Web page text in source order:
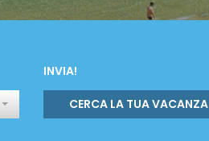
INVIA!
CERCA LA TUA VACANZA